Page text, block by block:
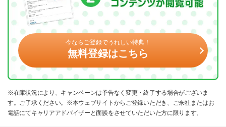
今ならご登録でうれしい特典！
無料登録はこちら
※在庫状況により、キャンペーンは予告なく変更・終了する場合がございま
す。ご了承ください。※本ウェブサイトからご登録いただき、ご来社またはお
電話にてキャリアアドバイザーと面談をさせていただいた方に限ります。